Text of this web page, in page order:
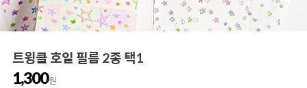
트윙클 호일 필름 2종 택1
1,300원